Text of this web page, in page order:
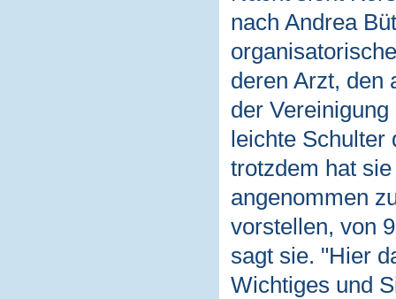
nach Andrea
deren Arzt, den
der
leichte
trotzdem hat
angenommen
vorstellen, von
sagt sie. "Hier
Wichtiges und